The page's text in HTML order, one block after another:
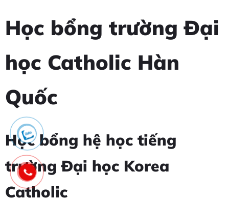
Học bổng trường Đại
học Catholic Hàn
Quốc
Học bổng hệ học tiếng
trường Đại học Korea
Catholic